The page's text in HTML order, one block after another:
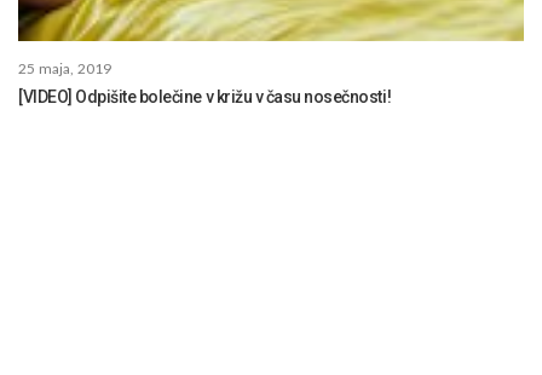
25 maja, 2019
[VIDEO] Odpišite bolečine v križu v času nosečnosti!